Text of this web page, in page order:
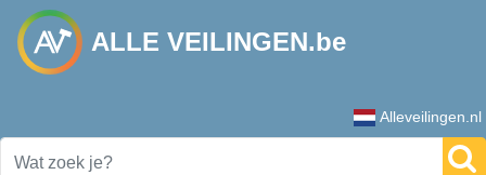
ALLE VEILINGEN.be
Alleveilingen.nl